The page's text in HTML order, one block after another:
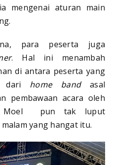
mengenai aturan main
para peserta juga
. Hal ini menambah
di antara peserta yang
dari home bandasal
pembawaan acara oleh
Moel pun tak luput
yang hangat itu.